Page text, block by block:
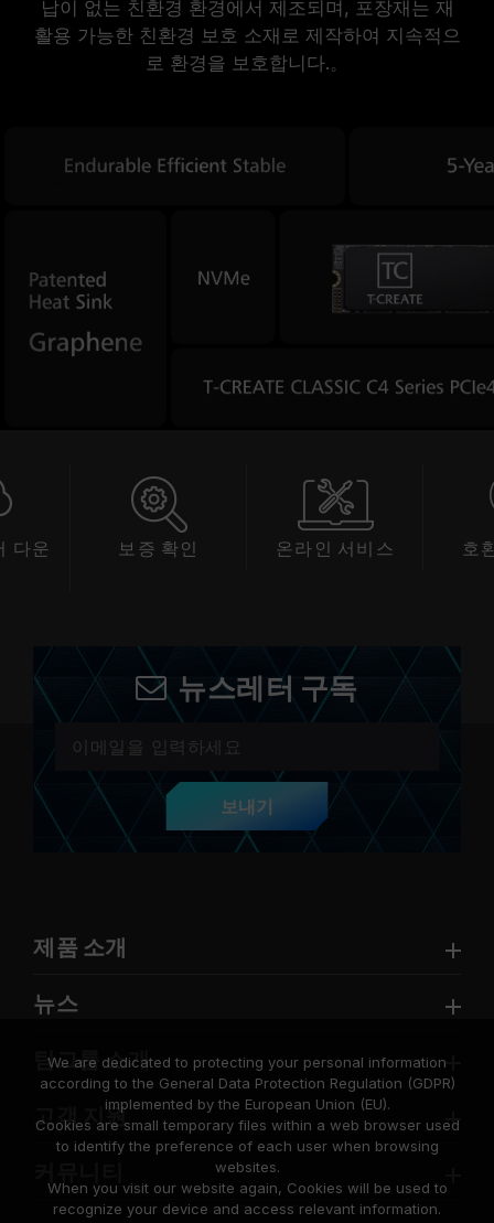
납이 없는 친환경 환경에서 제조되며, 포장재는 재
활용 가능한 친환경 보호 소재로 제작하여 지속적으
로 환경을 보호합니다.。
인 온라인 서비스 호환성 확인 스
뉴스레터 구독
보내기
제품 소개
뉴스
팀그룹 소개
고객 지원
We are dedicated to protecting your personal information
according to the General Data Protection Regulation (GDPR)
implemented by the European Union (EU).
Cookies are small temporary files within a web browser used
to identify the preference of each user when browsing
websites.
When you visit our website again, Cookies will be used to
recognize your device and access relevant information.